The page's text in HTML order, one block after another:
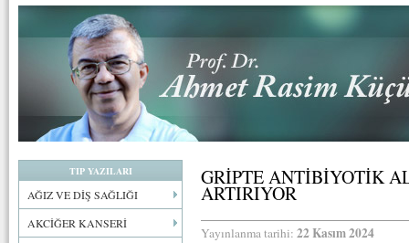
TIP YAZILARI
AĞIZ VE DİŞ SAĞLIĞI
AKCİĞER KANSERİ
GRİPTE ANTİBİYOTİK
ARTIRIYOR
Yayınlanma tarihi: 22 Kasım 2024